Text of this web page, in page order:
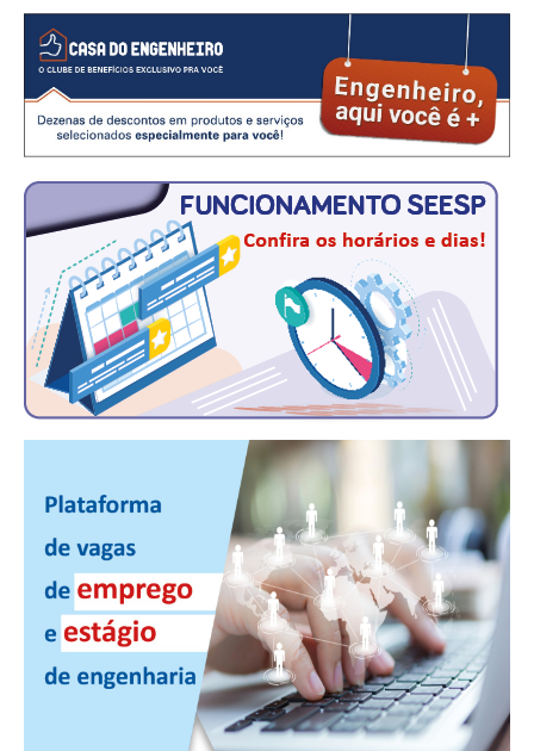
PLANO DE SAÚDE
SEESPPREV
CONSÓRCIOS
CAMPANHAS SALARIAIS
COMUNICAÇÃO
PALAVRA DO MURILO
NOTÍCIAS
CONTEÚDO ESPECIAL
JORNAL DO ENGENHEIRO
SEESP NOTÍCIAS
NOTÍCIAS NO WHATSAPP
FOTOS
PUBLICAÇÕES
PUBLICIDADE
MANUAL DE REDAÇÃO